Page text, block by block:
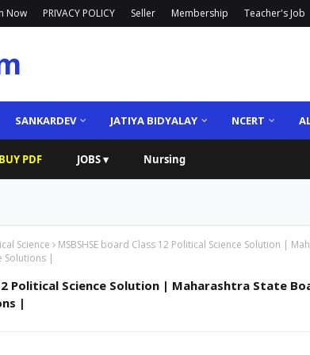
Now PRIVACY POLICY Seller Membership Teacher's Job
SANKARDEV JATIYA BIDYALAY NCERT
BUY PDF JOBS ▾ Nursing
Science
MSBSHSE board Class 12 Political Science Solution |
Solutions |
Political Science Solution | Maharashtra State
|